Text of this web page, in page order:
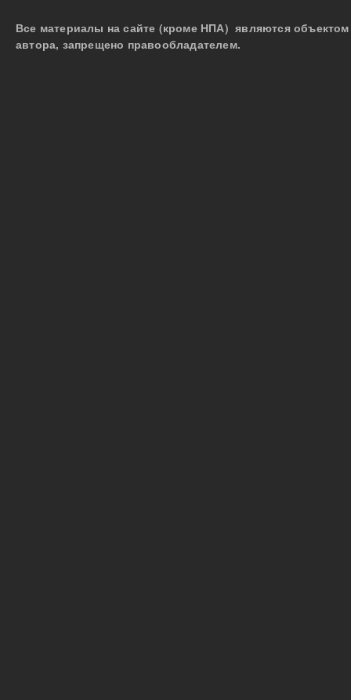
Все материалы на сайте (кроме НПА) являются
автора, запрещено правообладателем.